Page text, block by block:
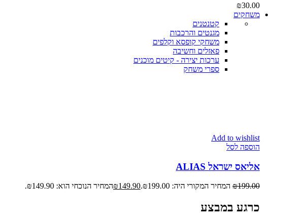
₪30.00
משחקים
קטנטנים
מגנטים והרכבות
משחקי קופסא וקלפים
פאזלים וחשיבה
ערכות יצירה - קיטים מוכנים
ספרי משחק
Add to wishlist
הוספה לסל
אליאס ישראל ALIAS
₪199.00 המחיר המקורי היה: ₪199.00. ₪149.90 המחיר הנוכחי הוא: ₪149.90.
כרגע במבצע